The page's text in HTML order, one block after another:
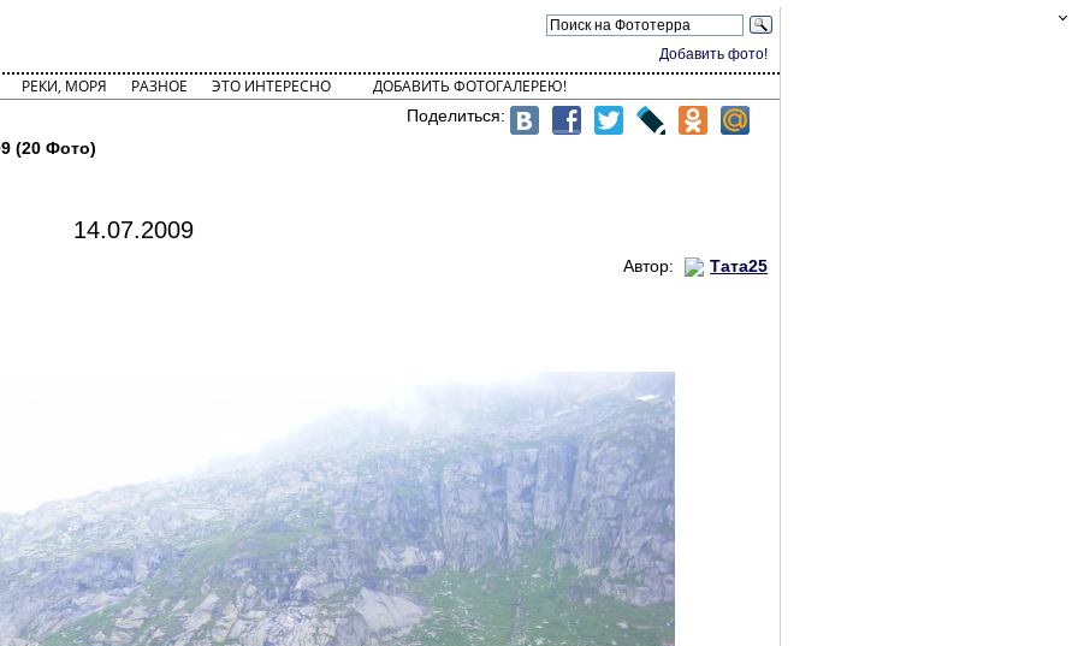
Добавить фото!
РЕКИ, МОРЯ РАЗНОЕ ЭТО ИНТЕРЕСНО ДОБАВИТЬ ФОТОГАЛЕРЕЮ!
Поделиться:
(20 Фото)
14.07.2009
Автор: Тата25